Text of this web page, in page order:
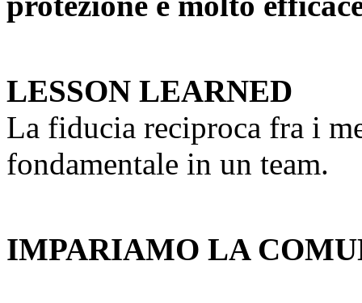
LESSON LEARNED
La fiducia reciproca fra i
fondamentale in un team.
IMPARIAMO LA